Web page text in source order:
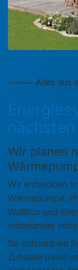
⸻ Alles aus
Wir planen
Wir entwickeln
Wärmepumpe,
Wallbox und
miteinander
So entsteht ein
Zuhause passt